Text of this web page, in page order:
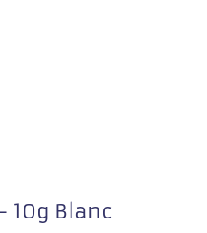
10g Blanc